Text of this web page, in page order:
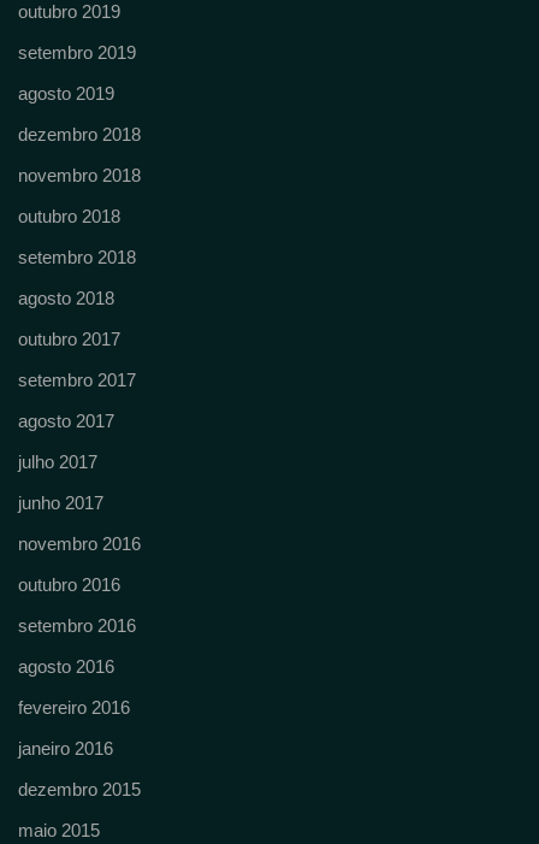
outubro 2019
setembro 2019
agosto 2019
dezembro 2018
novembro 2018
outubro 2018
setembro 2018
agosto 2018
outubro 2017
setembro 2017
agosto 2017
julho 2017
junho 2017
novembro 2016
outubro 2016
setembro 2016
agosto 2016
fevereiro 2016
janeiro 2016
dezembro 2015
maio 2015